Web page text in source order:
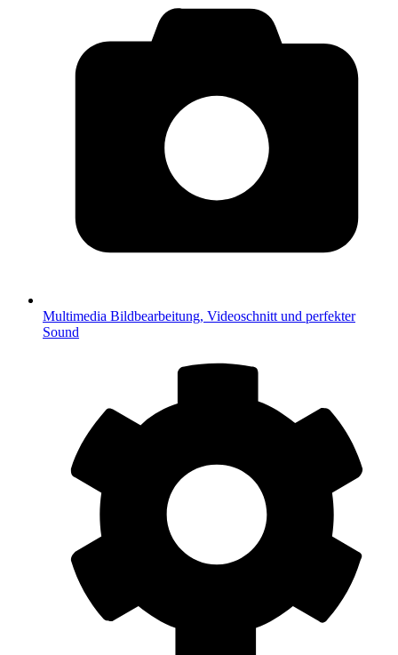
Multimedia Bildbearbeitung, Videoschnitt und perfekter
Sound